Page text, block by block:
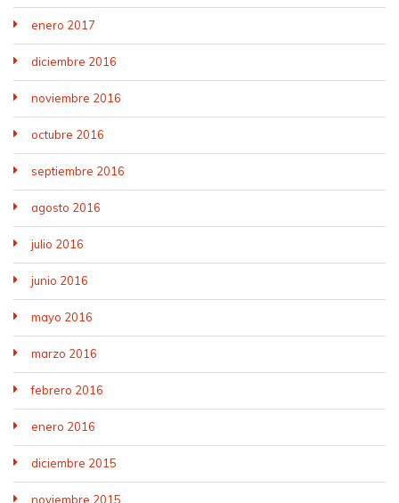
enero 2017
diciembre 2016
noviembre 2016
octubre 2016
septiembre 2016
agosto 2016
julio 2016
junio 2016
mayo 2016
marzo 2016
febrero 2016
enero 2016
diciembre 2015
noviembre 2015